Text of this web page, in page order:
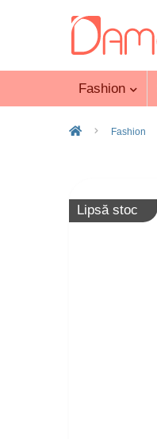
Fashion
Fashion
Lipsă stoc